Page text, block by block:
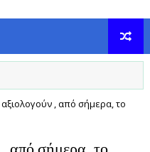
αξιολογούν , από σήμερα, το